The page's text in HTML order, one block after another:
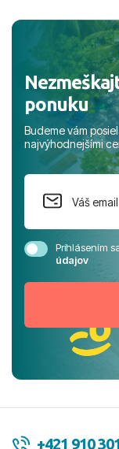
ponuku
Budeme vám
najvýhodnejšími
Prihlásením
údajov
+421 910